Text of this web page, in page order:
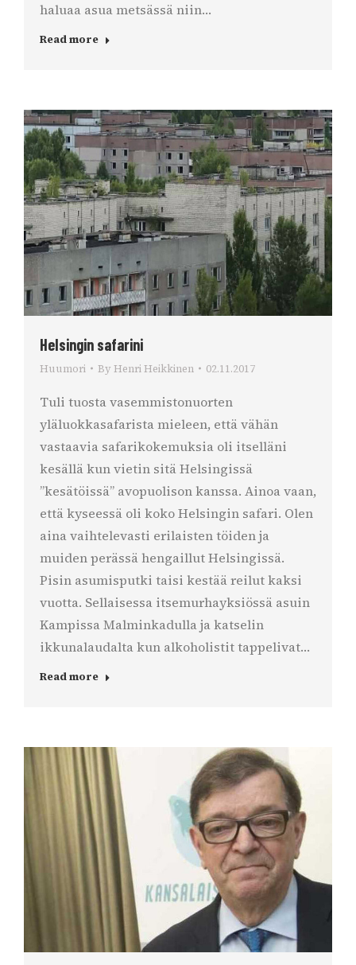
haluaa asua metsässä niin…
Read more
Helsingin safarini
Huumori By Henri Heikkinen 02.11.2017
Tuli tuosta vasemmistonuorten
yläluokkasafarista mieleen, että vähän
vastaavia safarikokemuksia oli itselläni
kesällä kun vietin sitä Helsingissä
”kesätöissä” avopuolison kanssa. Ainoa vaan,
että kyseessä oli koko Helsingin safari. Olen
aina vaihtelevasti erilaisten töiden ja
muiden perässä hengaillut Helsingissä.
Pisin asumisputki taisi kestää reilut kaksi
vuotta. Sellaisessa itsemurhayksiössä asuin
Kampissa Malminkadulla ja katselin
ikkunalaudalta kun alkoholistit tappelivat…
Read more